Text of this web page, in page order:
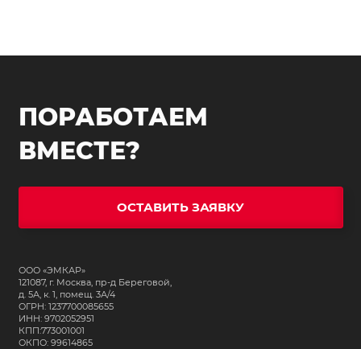
ПОРАБОТАЕМ
ВМЕСТЕ?
ОСТАВИТЬ ЗАЯВКУ
ООО «ЭМКАР»
121087, г. Москва, пр-д Береговой,
д. 5А, к. 1, помещ. 3А/4
ОГРН: 1237700085655
ИНН: 9702052951
КПП:773001001
ОКПО: 99614865